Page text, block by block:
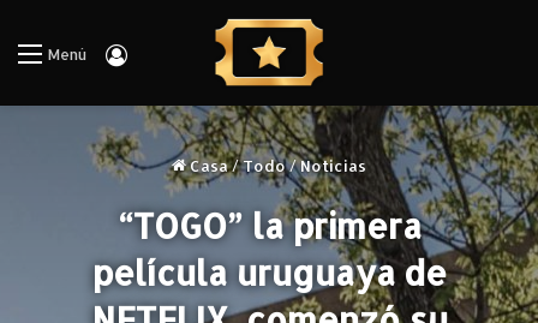
Menú Iniciar Sesión
Casa/Todo/Noticias
“TOGO” la primera
película uruguaya de